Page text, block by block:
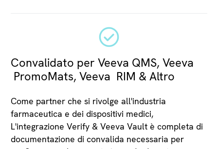
Convalidato per Veeva QMS, Veeva
PromoMats, Veeva RIM & Altro
Come partner che si rivolge all'industria
farmaceutica e dei dispositivi medici,
L'integrazione Verify & Veeva Vault è completa di
documentazione di convalida necessaria per